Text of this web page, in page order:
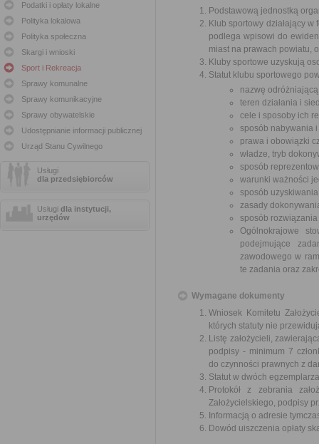
Podatki i opłaty lokalne
Polityka lokalowa
Polityka społeczna
Skargi i wnioski
Sport i Rekreacja
Sprawy komunalne
Sprawy komunikacyjne
Sprawy obywatelskie
Udostępnianie informacji publicznej
Urząd Stanu Cywilnego
Usługi
dla przedsiębiorców
Usługi dla instytucji,
urzędów
Podstawową jednostką
Klub sportowy działający
podlega wpisowi do
miast na prawach powiatu,
Kluby sportowe uzyskują
Statut klubu sportowego
nazwę
teren działania i
cele i sposoby ich
sposób nabywania i
prawa i obowiązki
władze, tryb
sposób
warunki ważności
sposób
zasady
sposób
Ogólnokrajowe
podejmujące
zawodowego w
te zadania oraz
Wymagane dokumenty
Wniosek Komitetu
których statuty nie
Listę założycieli,
podpisy - minimum 7
do czynności prawnych z
Statut w dwóch
Protokół z zebrania
Założycielskiego, podpisy
Informacją o adresie
Dowód uiszczenia opłaty